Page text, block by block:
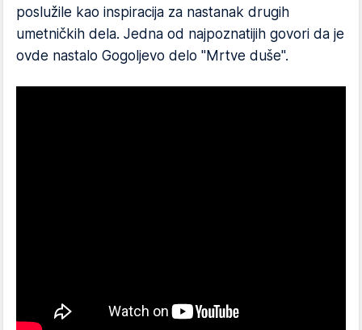
poslužile kao inspiracija za nastanak drugih
umetničkih dela. Jedna od najpoznatijih govori da je
ovde nastalo Gogoljevo delo "Mrtve duše".